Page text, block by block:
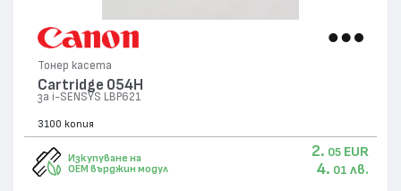
Тонер касета
Cartridge 054H
за i-SENSYS LBP621
3100 копия
Изкупуване на
OEM върджин модул
2. 05 EUR
4. 01 лв.